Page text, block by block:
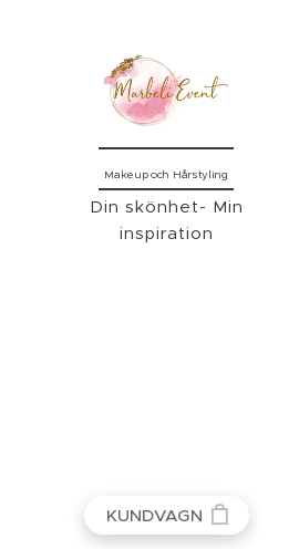
Makeup och Hårstyling
Din skönhet- Min
inspiration
KUNDVAGN